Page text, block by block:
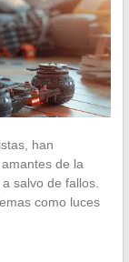
han
de la
salvo de fallos.
como luces